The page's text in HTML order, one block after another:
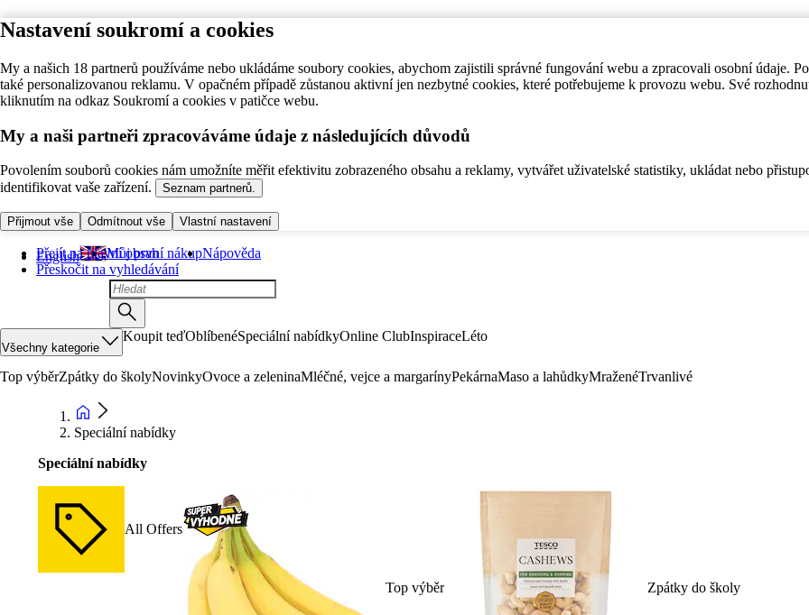
Nastavení soukromí a cookies
My a našich 18 partnerů používáme nebo ukládáme soubory cookies, abychom zajistili správné fungování webu a zpracovali osobní údaje.
také personalizovanou reklamu. V opačném případě zůstanou aktivní jen nezbytné cookies, které potřebujeme k provozu webu. Své
kliknutím na odkaz Soukromí a cookies v patičce webu.
My a naši partneři zpracováváme údaje z následujících důvodů
Povolením souborů cookies nám umožníte měřit efektivitu zobrazeného obsahu a reklamy, vytvářet uživatelské statistiky, ukládat nebo
identifikovat vaše zařízení.
Seznam partnerů.
Přijmout vše Odmítnout vše Vlastní nastavení
Přejít na hlavní obsah
Přeskočit na vyhledávání
English Můj první nákupNápověda
Všechny kategorie
Koupit teďOblíbenéSpeciální nabídkyOnline ClubInspiraceLéto
Top výběrZpátky do školyNovinkyOvoce a zeleninaMléčné, vejce a margarínyPekárnaMaso a lahůdkyMraženéTrvanlivé
Speciální nabídky
Speciální nabídky
All Offers
Top výběr Zpátky do školy